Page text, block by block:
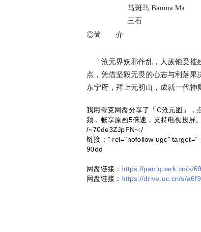
马斑马 Banma Ma
三石
◎简 介
沧元界妖邪作乱，人族饱受摧
点，凭借坚毅无畏的心志与利落
东宁府，拜上元初山，成就一代神
我用夸克网盘分享了「C沧元图」，
频，畅享原画5倍速，支持电视投屏。
/~70de3ZJpFN~:/
链接：" rel="nofollow ugc"
90dd
网盘链接： https://pan.quark.cn/s/
网盘链接： https://drive.uc.cn/s/